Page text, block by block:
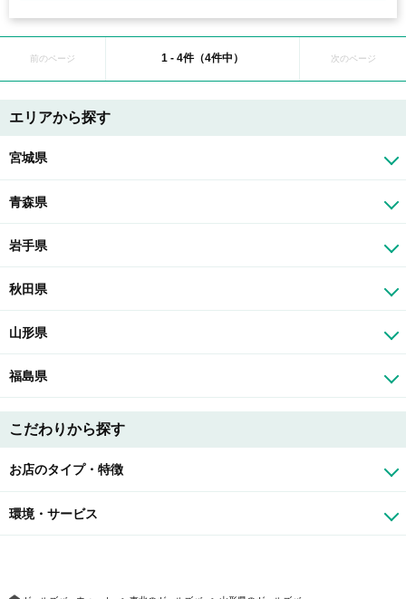
前のページ 1 - 4件（4件中） 次のページ
エリアから探す
宮城県
青森県
岩手県
秋田県
山形県
福島県
こだわりから探す
お店のタイプ・特徴
環境・サービス